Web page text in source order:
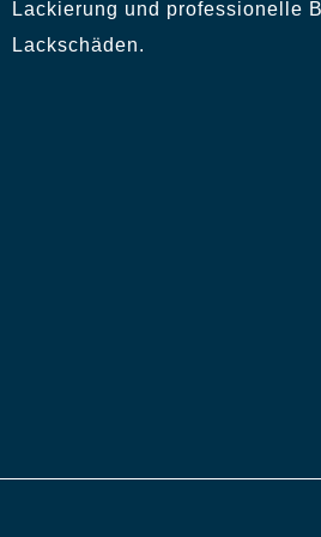
Lackierung und professionelle
Lackschäden.